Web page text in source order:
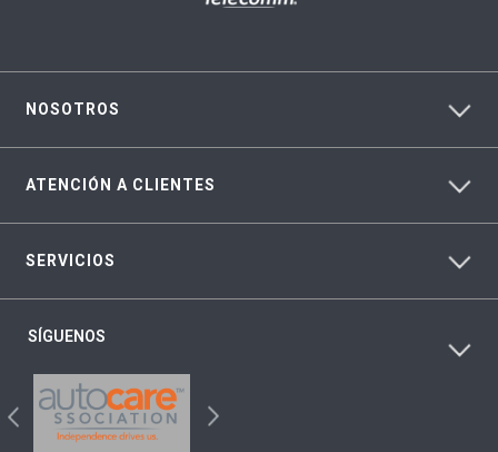
NOSOTROS
ATENCIÓN A CLIENTES
SERVICIOS
SÍGUENOS